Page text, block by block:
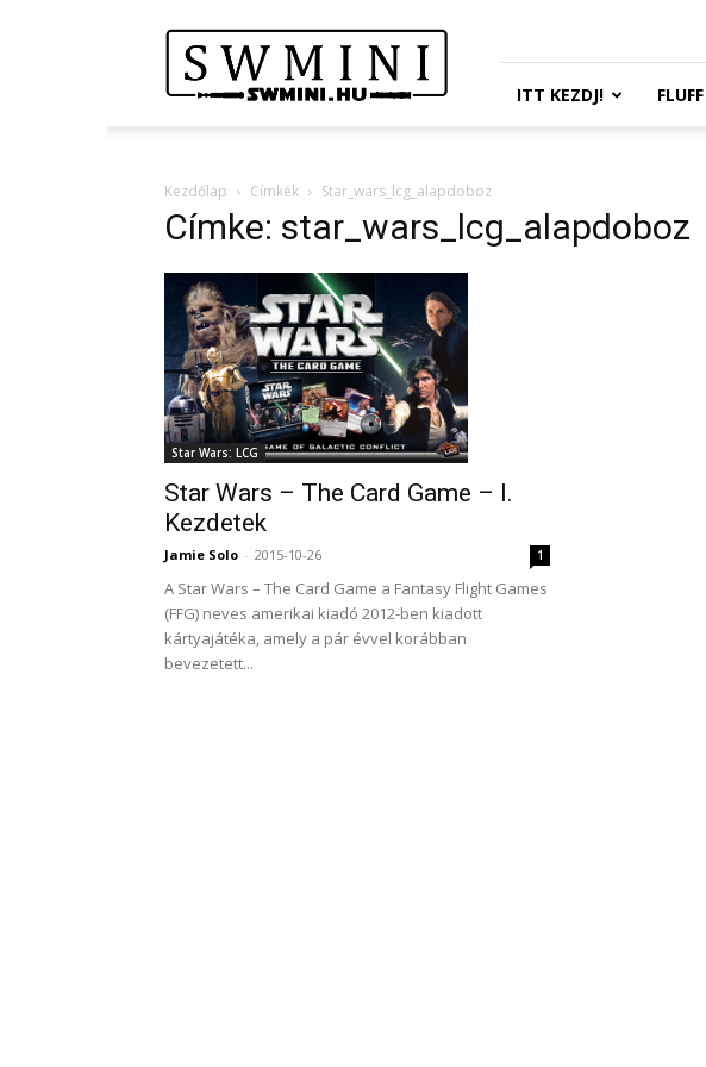
Wars
Miniatures
Portál
ITT KEZDJ! FLUFF
Kezdőlap Címkék Star_wars_lcg_alapdoboz
Címke: star_wars_lcg_alapdoboz
Star Wars: LCG
Star Wars – The Card Game – I.
Kezdetek
Jamie Solo - 2015-10-26 1
A Star Wars – The Card Game a Fantasy Flight Games
(FFG) neves amerikai kiadó 2012-ben kiadott
kártyajátéka, amely a pár évvel korábban
bevezetett...